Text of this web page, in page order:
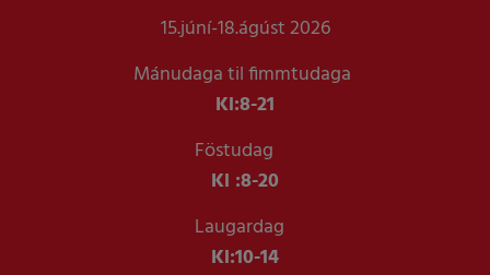
15.júní-18.ágúst 2026
Mánudaga til fimmtudaga
Kl:8-21
Föstudag
Kl :8-20
Laugardag
Kl:10-14